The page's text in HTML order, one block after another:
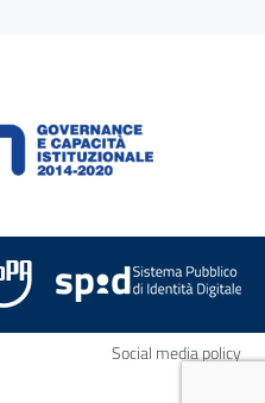
Social media policy